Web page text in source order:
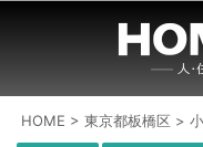
HOME >東京都板橋区 >